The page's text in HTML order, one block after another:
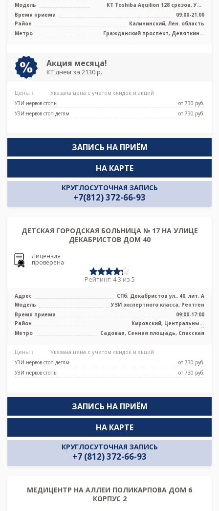
Модель
КТ Toshiba Aquilion 128 срезов, УЗИ
экспертного класса, Цифровой рентг ...
Время приема
09:00-21:00
Район
Калининский, Лен. область
Метро
Гражданский проспект, Девяткино,
Акция месяца!
КТ днем за 2130 р.
Цены ↓ Указана цена с учетом скидок и акций
УЗИ нервов стопы
от 730 pуб.
УЗИ нервов стоп детям
от 730 pуб.
ЗАПИСЬ НА ПРИЁМ
КРУГЛОСУТОЧНАЯ ЗАПИСЬ
+7(812) 372-66-93
НА КАРТЕ
ДЕТСКАЯ ГОРОДСКАЯ БОЛЬНИЦА № 17 НА УЛИЦЕ
ДЕКАБРИСТОВ ДОМ 40
Лицензия
проверена
Рейтинг: 4.3 из 5
Адрес
СПб, Декабристов ул., 40, лит. А
Модель
УЗИ экспертного класса, Рентген
Время приема
09:00-17:00
Район
Кировский, Центральный,
Адмиралтейский
Метро Садовая, Сенная площадь, Спасская
Цены ↓ Указана цена с учетом скидок и акций
УЗИ нервов стоп детям
от 730 pуб.
УЗИ нервов стопы
от 730 pуб.
ЗАПИСЬ НА ПРИЁМ
КРУГЛОСУТОЧНАЯ ЗАПИСЬ
+7 (812) 372-66-93
НА КАРТЕ
МЕДИЦЕНТР НА АЛЛЕИ ПОЛИКАРПОВА ДОМ 6
КОРПУС 2